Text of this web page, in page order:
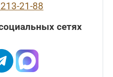
21-88
сетях